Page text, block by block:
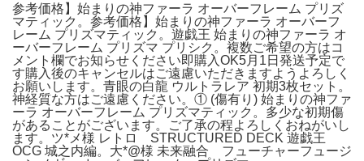
参考価格】始まりの神ファーラ オーバーフレーム プリズ
マティック。参考価格】始まりの神ファーラ オーバーフ
レーム プリズマティック。遊戯王 始まりの神ファーラ オ
ーバーフレーム プリズマ プリシク。複数ご希望の方はコ
メント欄でお知らせください即購入OK5月1日発送予定で
す購入後のキャンセルはご遠慮いただきますようよろしく
お願いします。青眼の白龍 ウルトラレア 初期3枚セット。
神経質な方はご遠慮ください。① (傷有り) 始まりの神ファ
ーラ オーバーフレーム プリズマティック。多少な初期傷
があることがございます。ご了承の程よろしくおねがいし
ます。ツ*メ様 レトロ STRUCTURED DECK 遊戯王
OCG 城之内編。大*@様 未来融合 フューチャーフュージ